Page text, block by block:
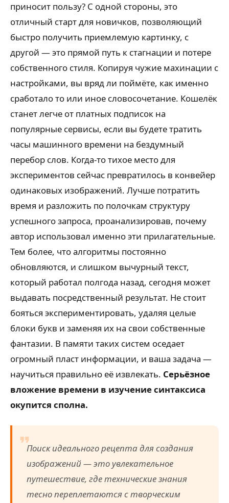
приносит пользу? С одной стороны, это
отличный старт для новичков, позволяющий
быстро получить приемлемую картинку, с
другой — это прямой путь к стагнации и потере
собственного стиля. Копируя чужие махинации с
настройками, вы вряд ли поймёте, как именно
сработало то или иное словосочетание. Кошелёк
станет легче от платных подписок на
популярные сервисы, если вы будете тратить
часы машинного времени на бездумный
перебор слов. Когда-то тихое место для
экспериментов сейчас превратилось в конвейер
одинаковых изображений. Лучше потратить
время и разложить по полочкам структуру
успешного запроса, проанализировав, почему
автор использовал именно эти прилагательные.
Тем более, что алгоритмы постоянно
обновляются, и слишком вычурный текст,
который работал полгода назад, сегодня может
выдавать посредственный результат. Не стоит
бояться экспериментировать, удаляя целые
блоки букв и заменяя их на свои собственные
фантазии. В памяти таких систем оседает
огромный пласт информации, и ваша задача —
научиться правильно её извлекать. Серьёзное
вложение времени в изучение синтаксиса
окупится сполна.
Поиск идеального рецепта для создания
изображений — это увлекательное
путешествие, где технические знания
тесно переплетаются с творческим